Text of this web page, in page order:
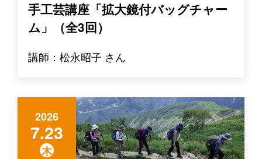
手工芸講座「拡大鏡付バッグチャー
ム」（全3回）
講師：松永昭子 さん
2026
7.23
木